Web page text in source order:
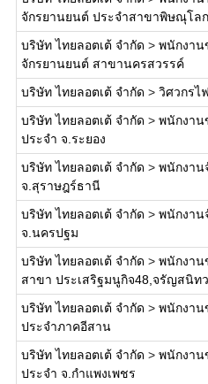
จักรยานยนต์ ประจำสาขาพิษณุโลก
บริษัท ไทยลอตเต้ จำกัด > พนักงาน
จักรยานยนต์ สาขานครสวรรค์
บริษัท ไทยลอตเต้ จำกัด > วิศวกรไ
บริษัท ไทยลอตเต้ จำกัด > พนักงาน
ประจำ จ.ระยอง
บริษัท ไทยลอตเต้ จำกัด > พนักงาน
จ.สุราษฎร์ธานี
บริษัท ไทยลอตเต้ จำกัด > พนักงาน
จ.นครปฐม
บริษัท ไทยลอตเต้ จำกัด > พนักงาน
สาขา ประเสริฐมนูกิจ48,จรัญสนิท
บริษัท ไทยลอตเต้ จำกัด > พนักงาน
ประจำภาคอีสาน
บริษัท ไทยลอตเต้ จำกัด > พนักงาน
ประจำ จ.กำแพงเพชร